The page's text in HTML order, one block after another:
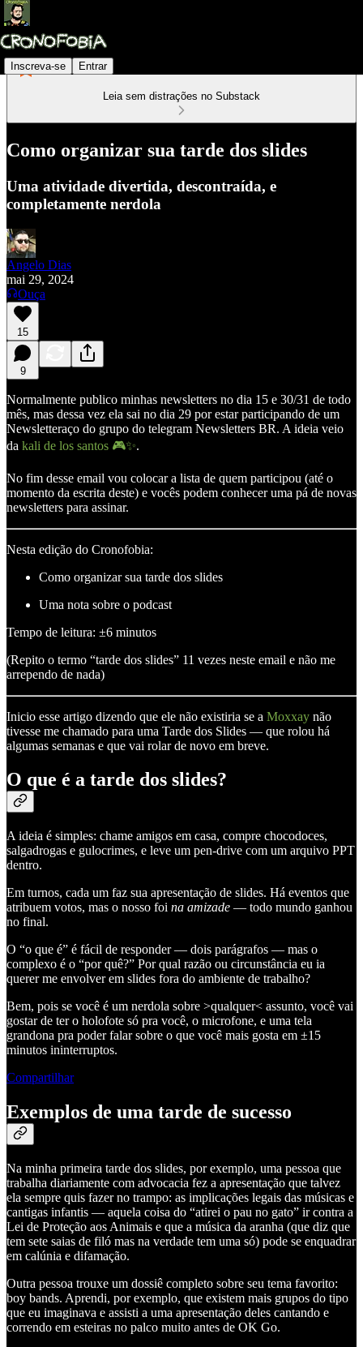
Inscreva-se Entrar
Leia sem distrações no Substack
Como organizar sua tarde dos slides
Uma atividade divertida, descontraída, e
completamente nerdola
Angelo Dias
mai 29, 2024
Ouça
15
9
Normalmente publico minhas newsletters no dia 15 e 30/31 de todo
mês, mas dessa vez ela sai no dia 29 por estar participando de um
Newsletteraço do grupo do telegram Newsletters BR. A ideia veio
da kali de los santos 🎮✨.
No fim desse email vou colocar a lista de quem participou (até o
momento da escrita deste) e vocês podem conhecer uma pá de novas
newsletters para assinar.
Nesta edição do Cronofobia:
Como organizar sua tarde dos slides
Uma nota sobre o podcast
Tempo de leitura: ±6 minutos
(Repito o termo “tarde dos slides” 11 vezes neste email e não me
arrependo de nada)
Inicio esse artigo dizendo que ele não existiria se a Moxxay não
tivesse me chamado para uma Tarde dos Slides — que rolou há
algumas semanas e que vai rolar de novo em breve.
O que é a tarde dos slides?
A ideia é simples: chame amigos em casa, compre chocodoces,
salgadrogas e gulocrimes, e leve um pen-drive com um arquivo PPT
dentro.
Em turnos, cada um faz sua apresentação de slides. Há eventos que
atribuem votos, mas o nosso foi na amizade — todo mundo ganhou
no final.
O “o que é” é fácil de responder — dois parágrafos — mas o
complexo é o “por quê?” Por qual razão ou circunstância eu ia
querer me envolver em slides fora do ambiente de trabalho?
Bem, pois se você é um nerdola sobre >qualquer< assunto, você vai
gostar de ter o holofote só pra você, o microfone, e uma tela
grandona pra poder falar sobre o que você mais gosta em ±15
minutos ininterruptos.
Compartilhar
Exemplos de uma tarde de sucesso
Na minha primeira tarde dos slides, por exemplo, uma pessoa que
trabalha diariamente com advocacia fez a apresentação que talvez
ela sempre quis fazer no trampo: as implicações legais das músicas e
cantigas infantis — aquela coisa do “atirei o pau no gato” ir contra a
Lei de Proteção aos Animais e que a música da aranha (que diz que
tem sete saias de filó mas na verdade tem uma só) pode se enquadrar
em calúnia e difamação.
Outra pessoa trouxe um dossiê completo sobre seu tema favorito:
boy bands. Aprendi, por exemplo, que existem mais grupos do tipo
que eu imaginava e assisti a uma apresentação deles cantando e
correndo em esteiras no palco muito antes de OK Go.